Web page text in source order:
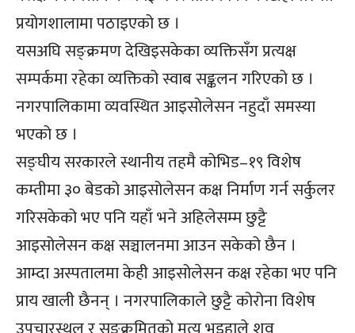
प्रयोगशालामा पठाइएको छ ।
यसअघि सङ्क्रमण देखिइसकेका व्यक्तिसँग प्रत्यक्ष
सम्पर्कमा रहेका व्यक्तिको स्वाब सङ्कलन गरिएको छ ।
नगरपालिकामा व्यवस्थित आइसोलेसन नहुदाँ समस्या
भएको छ ।
सङ्घीय सरकारले स्थानीय तहमै कोभिड–१९ विशेष
कम्तीमा ३० बेडको आइसोलेसन कक्ष निर्माण गर्न सर्कुलर
गरिसकेको भए पनि यहाँ भने अहिलेसम्म छुट्टै
आइसोलेसन कक्ष सञ्चालनमा आउन सकेको छैन ।
आम्दा अस्पतालमा केही आइसोलेसन कक्ष रहेका भए पनि
प्राय खाली छैनन् । नगरपालिकाले छुट्टै कोरोना विशेष